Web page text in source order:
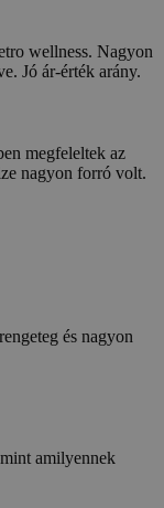
wellness. Nagyon
Jó ár-érték arány.
megfeleltek az
nagyon forró volt.
és nagyon
amilyennek